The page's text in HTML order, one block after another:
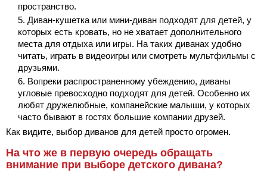
пространство.
Диван-кушетка или мини-диван подходят для детей, у
которых есть кровать, но не хватает дополнительного
места для отдыха или игры. На таких диванах удобно
читать, играть в видеоигры или смотреть мультфильмы с
друзьями.
Вопреки распространенному убеждению, диваны
угловые превосходно подходят для детей. Особенно их
любят дружелюбные, компанейские малыши, у которых
часто бывают в гостях большие компании друзей.
Как видите, выбор диванов для детей просто огромен.
На что же в первую очередь обращать
внимание при выборе детского дивана?